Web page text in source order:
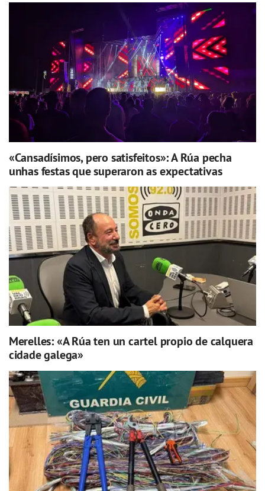
«Cansadísimos, pero satisfeitos»: A Rúa pecha
unhas festas que superaron as expectativas
Merelles: «A Rúa ten un cartel propio de calquera
cidade galega»